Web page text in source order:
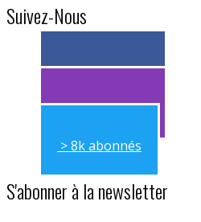
Suivez-Nous
> 11k abonnés
> 11k abonnés
> 8k abonnés
S'abonner à la newsletter